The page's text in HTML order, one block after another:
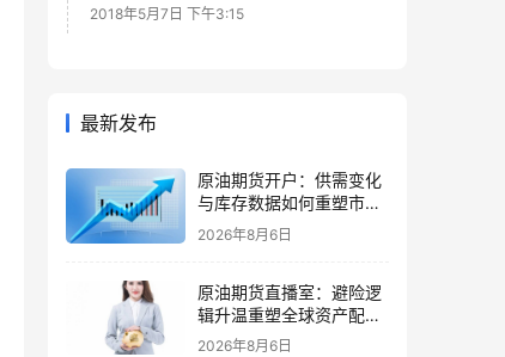
2018年5月7日 下午3:15
最新发布
原油期货开户：供需变化
与库存数据如何重塑市场
节奏
2026年8月6日
原油期货直播室：避险逻
辑升温重塑全球资产配置
主线格局
2026年8月6日